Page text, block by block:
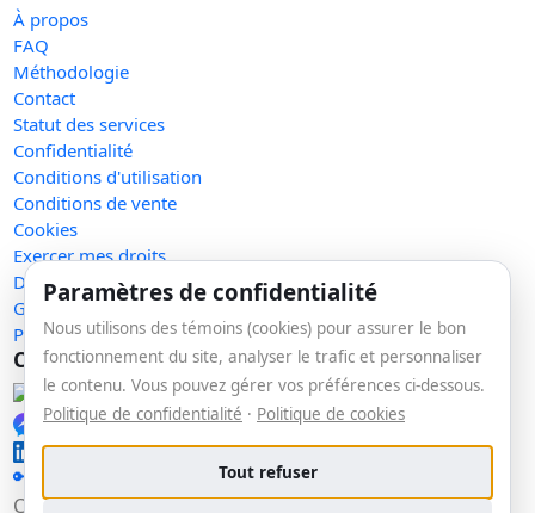
À propos
FAQ
Méthodologie
Contact
Statut des services
Confidentialité
Conditions d'utilisation
Conditions de vente
Cookies
Exercer mes droits
Demande de retrait
Gérer les témoins
Plan du site
Communauté
Facebook
Messenger
LinkedIn
🔑 Se connecter
Copyright © 2026 La veille. Tous droits réservés.
Paramètres de confidentialité
Nous utilisons des témoins (cookies) pour assurer le bon
fonctionnement du site, analyser le trafic et personnaliser
le contenu. Vous pouvez gérer vos préférences ci-dessous.
Politique de confidentialité · Politique de cookies
Tout refuser